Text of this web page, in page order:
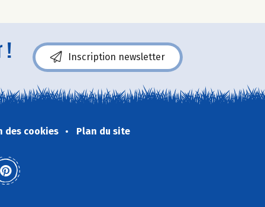
! Inscription newsletter
des cookies Plan du site